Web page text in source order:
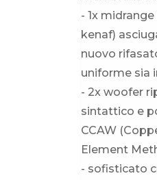
- 1x
kenaf)
nuovo
uniforme sia
- 2x woofer
sintattico e
CCAW
Element
- sofisticato